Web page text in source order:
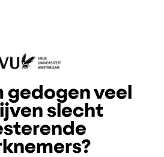
gedogen veel
slecht